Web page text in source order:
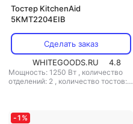
Тостер KitchenAid
5KMT2204EIB
Сделать заказ
WHITEGOODS.RU
4.8
Мощность: 1250 Вт , количество
отделений: 2 , количество тостов: 2
-1 %